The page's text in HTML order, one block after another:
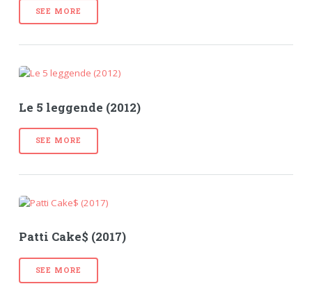
SEE MORE
Le 5 leggende (2012)
SEE MORE
Patti Cake$ (2017)
SEE MORE